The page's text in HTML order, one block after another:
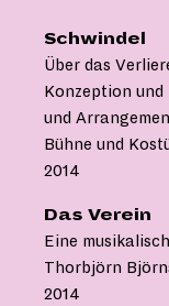
Schwindel
Über das
Konzeption
und
Bühne und
2014
Das Verein
Eine
Thorbjörn
2014